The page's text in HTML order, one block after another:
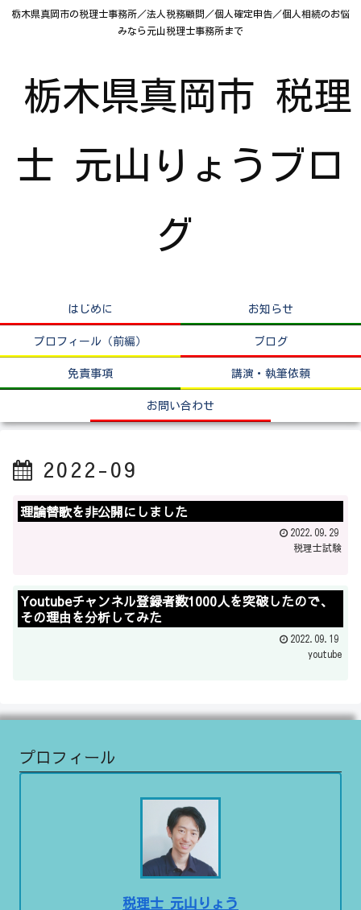
栃木県真岡市の税理士事務所／法人税務顧問／個人確定申告／個人相続のお悩
みなら元山税理士事務所まで
栃木県真岡市 税理
士 元山りょうブロ
グ
はじめに お知らせ
プロフィール（前編） ブログ
免責事項 講演・執筆依頼
お問い合わせ
2022-09
理論替歌を非公開にしました
2022.09.29
税理士試験
Youtubeチャンネル登録者数1000人を突破したので、
その理由を分析してみた
2022.09.19
youtube
プロフィール
税理士 元山りょう